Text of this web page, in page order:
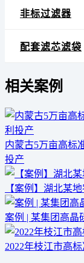
非标过滤器
配套滤芯滤袋
相关案例
内蒙古5万亩高标
投产
【案例】湖北某
案例 | 某集团高晶
2022年枝江市高